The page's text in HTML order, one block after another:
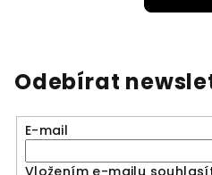
Odebírat
E-mail
Vložením e-mailu